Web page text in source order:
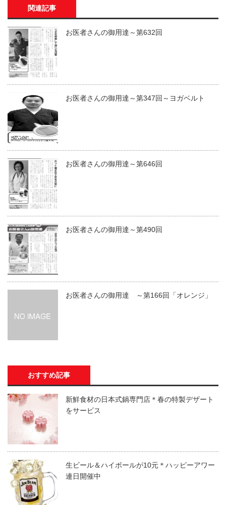
関連記事
お医者さんの御用達～第632回
お医者さんの御用達～第347回～ヨガベルト
お医者さんの御用達～第646回
お医者さんの御用達～第490回
お医者さんの御用達 ～第166回「オレンジ」
おすすめ記事
新鮮食材の日本式鍋専門店＊春の特製デザート
をサービス
生ビール＆ハイボールが10元＊ハッピーアワー
連日開催中